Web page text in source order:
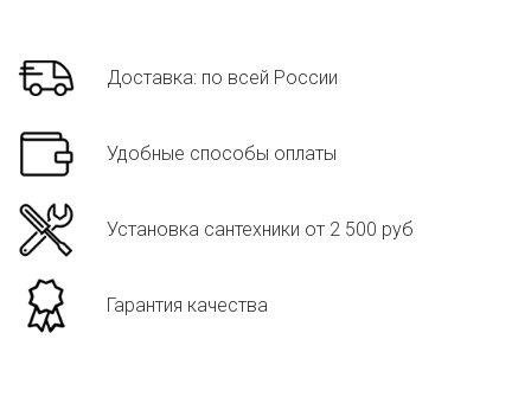
Доставка: по всей России
Удобные способы оплаты
Установка сантехники от 2 500 руб
Гарантия качества